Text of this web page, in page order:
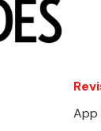
App